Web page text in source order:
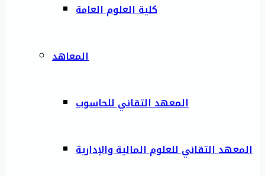
كلية العلوم العامة
المعاهد
المعهد التقاني للحاسوب
المعهد التقاني للعلوم المالية والإدارية